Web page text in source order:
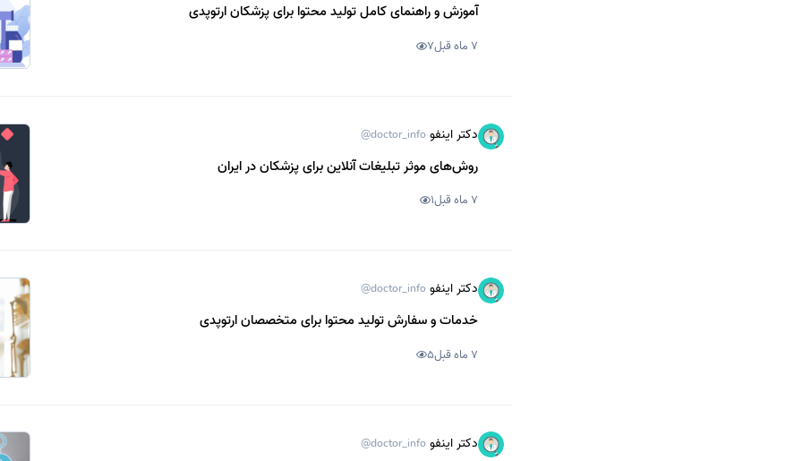
آموزش و راهنمای کامل تولید محتوا برای پزشکان ارتوپدی
7 ماه قبل 7
دکتر اینفو @doctor_info
روش‌های موثر تبلیغات آنلاین برای پزشکان در ایران
7 ماه قبل 1
دکتر اینفو @doctor_info
خدمات و سفارش تولید محتوا برای متخصصان ارتوپدی
7 ماه قبل 5
دکتر اینفو @doctor_info